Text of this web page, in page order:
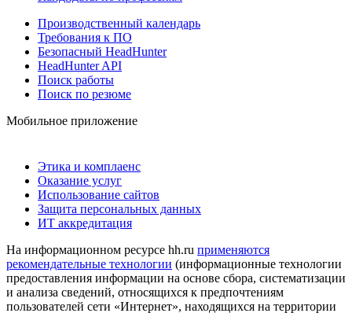
Производственный календарь
Требования к ПО
Безопасный HeadHunter
HeadHunter API
Поиск работы
Поиск по резюме
Мобильное приложение
Этика и комплаенс
Оказание услуг
Использование сайтов
Защита персональных данных
ИТ аккредитация
На информационном ресурсе hh.ru применяются
рекомендательные технологии (информационные технологии
предоставления информации на основе сбора, систематизации
и анализа сведений, относящихся к предпочтениям
пользователей сети «Интернет», находящихся на территории